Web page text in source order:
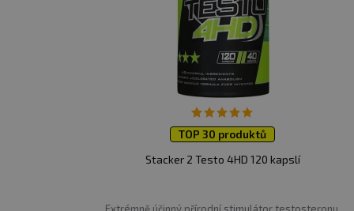
TOP 30 produktů
Stacker 2 Testo 4HD 120 kapslí